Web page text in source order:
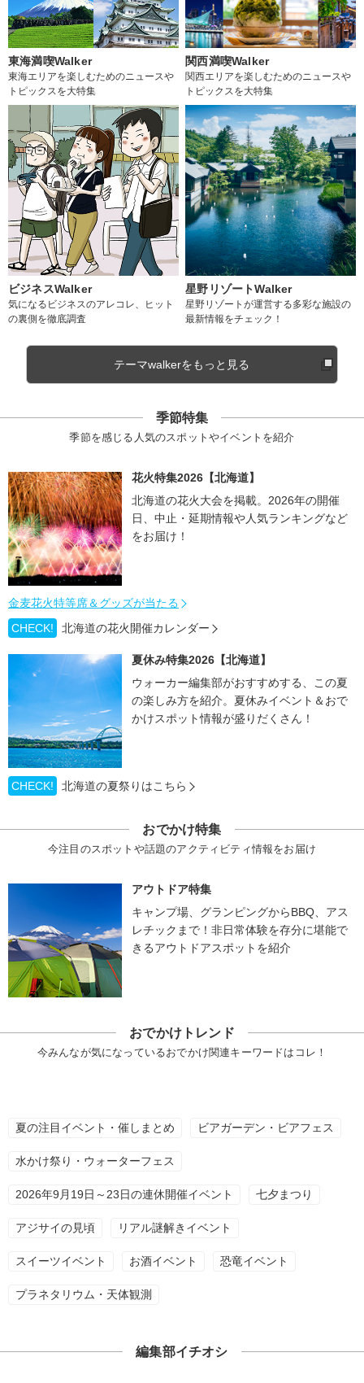
東海満喫Walker
東海エリアを楽しむためのニュースや
トピックスを大特集
関西満喫Walker
関西エリアを楽しむためのニュースや
トピックスを大特集
ビジネスWalker
気になるビジネスのアレコレ、ヒット
の裏側を徹底調査
星野リゾートWalker
星野リゾートが運営する多彩な施設の
最新情報をチェック！
テーマwalkerをもっと見る
季節特集
季節を感じる人気のスポットやイベントを紹介
花火特集2026【北海道】
北海道の花火大会を掲載。2026年の開催
日、中止・延期情報や人気ランキングなど
をお届け！
金麦花火特等席＆グッズが当たる
CHECK!
北海道の花火開催カレンダー
夏休み特集2026【北海道】
ウォーカー編集部がおすすめする、この夏
の楽しみ方を紹介。夏休みイベント＆おで
かけスポット情報が盛りだくさん！
CHECK! 北海道の夏祭りはこちら
おでかけ特集
今注目のスポットや話題のアクティビティ情報をお届け
アウトドア特集
キャンプ場、グランピングからBBQ、アス
レチックまで！非日常体験を存分に堪能で
きるアウトドアスポットを紹介
おでかけトレンド
今みんなが気になっているおでかけ関連キーワードはコレ！
夏の注目イベント・催しまとめ ビアガーデン・ビアフェス
水かけ祭り・ウォーターフェス
2026年9月19日～23日の連休開催イベント 七夕まつり
アジサイの見頃 リアル謎解きイベント
スイーツイベント お酒イベント 恐竜イベント
プラネタリウム・天体観測
編集部イチオシ